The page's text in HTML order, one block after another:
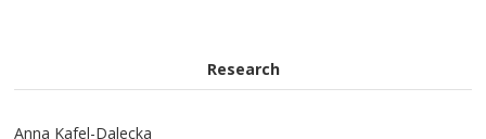
Research
Anna Kafel-Dalecka